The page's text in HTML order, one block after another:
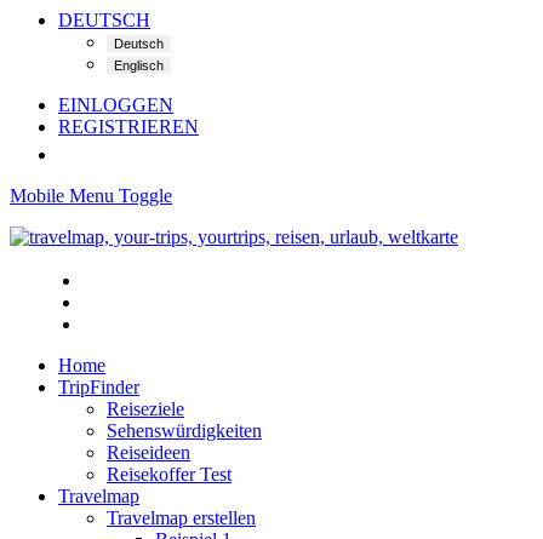
DEUTSCH
EINLOGGEN
REGISTRIEREN
Mobile Menu Toggle
Home
TripFinder
Reiseziele
Sehenswürdigkeiten
Reiseideen
Reisekoffer Test
Travelmap
Travelmap erstellen